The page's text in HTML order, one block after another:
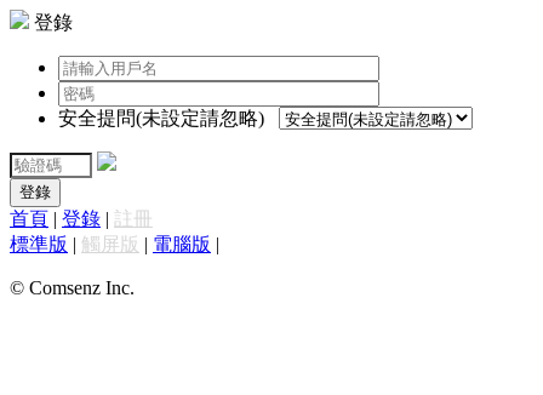
登錄
安全提問(未設定請忽略)
登錄
首頁 | 登錄 | 註冊
標準版 | 觸屏版 | 電腦版 |
© Comsenz Inc.